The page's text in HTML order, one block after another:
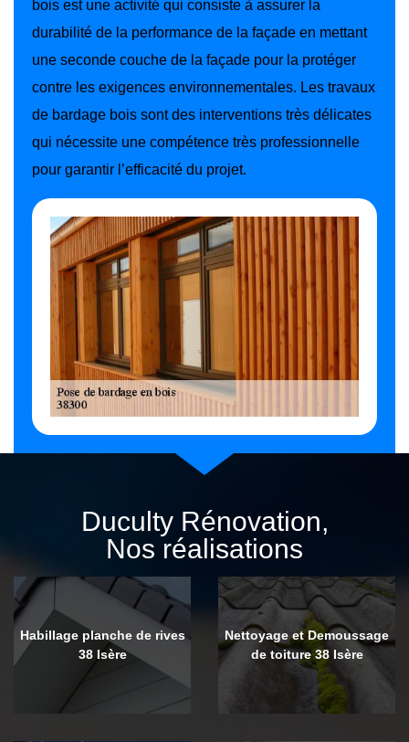
bois est une activité qui consiste à assurer la
durabilité de la performance de la façade en mettant
une seconde couche de la façade pour la protéger
contre les exigences environnementales. Les travaux
de bardage bois sont des interventions très délicates
qui nécessite une compétence très professionnelle
pour garantir l’efficacité du projet.
Duculty Rénovation,
Nos réalisations
Habillage planche de rives
38 Isère
Nettoyage et Demoussage
de toiture 38 Isère